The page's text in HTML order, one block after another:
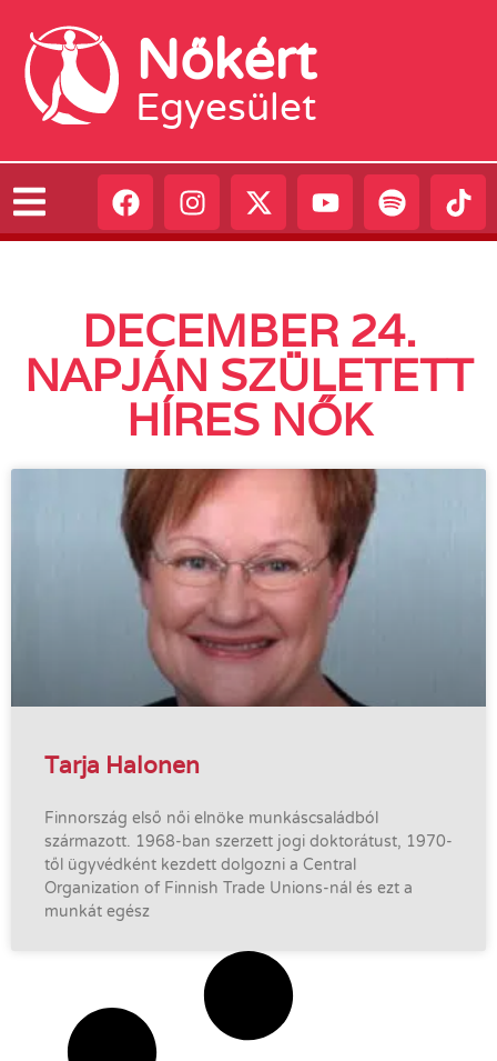
Nőkért
Egyesület
DECEMBER 24.
NAPJÁN SZÜLETETT
HÍRES NŐK
Tarja Halonen
Finnország első női elnöke munkáscsaládból
származott. 1968-ban szerzett jogi doktorátust, 1970-
től ügyvédként kezdett dolgozni a Central
Organization of Finnish Trade Unions-nál és ezt a
munkát egész